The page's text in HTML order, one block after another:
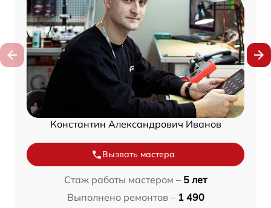
Константин Александрович Иванов
Вызвать мастера
Стаж работы мастером – 5 лет
Выполнено ремонтов – 1 490